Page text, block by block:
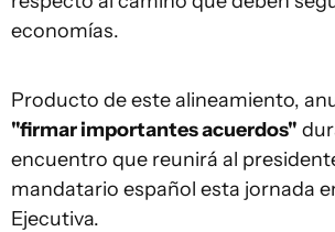
economías.
Producto de este alineamiento,
"firmar importantes acuerdos"
encuentro que reunirá al
mandatario español esta jornada
Ejecutiva.